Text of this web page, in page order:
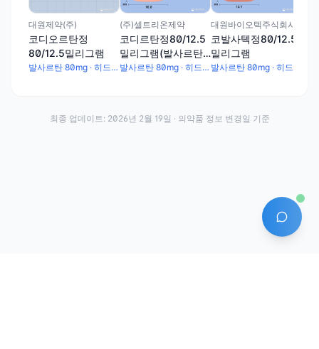
대원제약(주)
코디오르탄정
80/12.5밀리그램
발사르탄 80mg · 히드로클로로티아지드 12.5mg
(주)셀트리온제약
코디르탄정80/12.5
밀리그램(발사르탄/
히드로클로로티아지
발사르탄 80mg · 히드로클로로티아지드 12.5mg
대원바이오텍주식회사
코발사텍정80/12.5
밀리그램
AI 에이
최종 업데이트: 2026년 2월 19일 · 의약품 정보 변경일 기준